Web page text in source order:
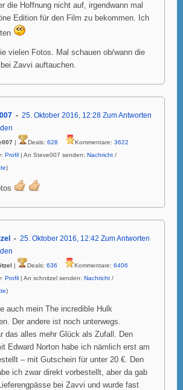
die Hoffnung nicht auf, irgendwann mal
Edition für den Film zu bekommen. Ich
vielen Fotos. Mal schauen ob/wann die
Zavvi auftauchen.
25. Oktober 2016, 12:28 Zum Antworten
| Deals: 628 Kommentare: 3622
Profil | An Steve007 senden: Nachricht /
)
25. Oktober 2016, 12:42 Zum Antworten
| Deals: 636 Kommentare: 6406
Profil | An schnitzel senden: Nachricht /
)
auch mein The incredible Hulk
Der andere ist noch unterwegs.
das alles mehr Glück als Zufall. Den
Edward Norton habe ich nämlich erst am
– mit Gutschein für unter 20 €. Den
ich zwar direkt vorbestellt, aber da gab
bei Zavvi und wurde fast